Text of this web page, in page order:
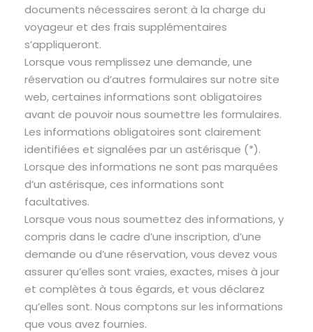
documents nécessaires seront à la charge du
voyageur et des frais supplémentaires
s’appliqueront.
Lorsque vous remplissez une demande, une
réservation ou d’autres formulaires sur notre site
web, certaines informations sont obligatoires
avant de pouvoir nous soumettre les formulaires.
Les informations obligatoires sont clairement
identifiées et signalées par un astérisque (*).
Lorsque des informations ne sont pas marquées
d’un astérisque, ces informations sont
facultatives.
Lorsque vous nous soumettez des informations, y
compris dans le cadre d’une inscription, d’une
demande ou d’une réservation, vous devez vous
assurer qu’elles sont vraies, exactes, mises à jour
et complètes à tous égards, et vous déclarez
qu’elles sont. Nous comptons sur les informations
que vous avez fournies.